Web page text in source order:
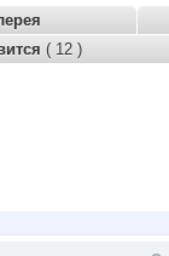
( 12 )